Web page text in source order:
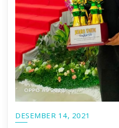
DESEMBER 14, 2021